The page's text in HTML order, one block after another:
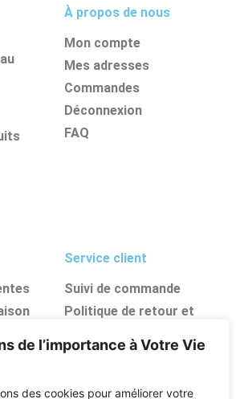
de l’importance à Votre Vie
des cookies pour améliorer votre
À propos de nous
Mon compte
Mes adresses
Commandes
Déconnexion
FAQ
et
Service client
Suivi de commande
Politique de retour et
FAQ